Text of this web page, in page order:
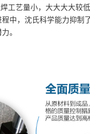
工艺量小，大大大大较
中，沈氏科学能力抑
。